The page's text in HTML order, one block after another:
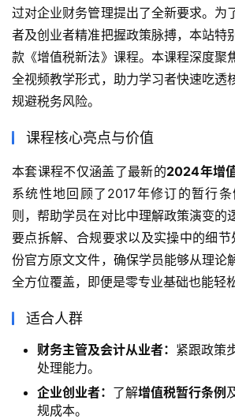
过对企业财务管理提出了全新要求。为
者及创业者精准把握政策脉搏，本站特
款《增值税新法》课程。本课程深度聚
全视频教学形式，助力学习者快速吃透
规避税务风险。
课程核心亮点与价值
本套课程不仅涵盖了最新的2024年增
系统性地回顾了2017年修订的暂行
则，帮助学员在对比中理解政策演变的
要点拆解、合规要求以及实操中的细
份官方原文文件，确保学员能够从理论
全方位覆盖，即便是零专业基础也能轻
适合人群
财务主管及会计从业者： 紧跟政策
处理能力。
企业创业者： 了解增值税暂行条例
规成本。